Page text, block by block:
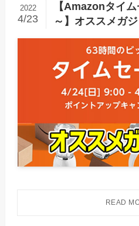
【Amazonタイ
～】オススメガ
2022
4/23